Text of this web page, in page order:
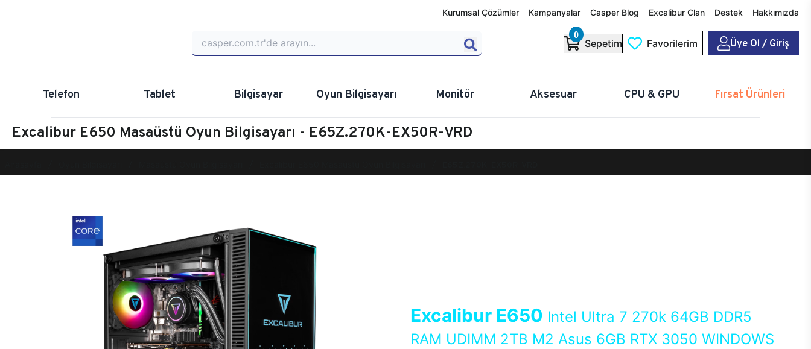
Kurumsal Çözümler Kampanyalar Casper Blog Excalibur Clan Destek Hakkımızda
0
Sepetim Favorilerim Üye Ol / Giriş
Telefon Tablet Bilgisayar Oyun Bilgisayarı Monitör Aksesuar CPU & GPU Fırsat Ürünleri
Excalibur E650 Masaüstü Oyun Bilgisayarı - E65Z.270K-EX50R-VRD
Excalibur E650 Intel Ultra 7 270k 64GB DDR5
RAM UDIMM 2TB M2 Asus 6GB RTX 3050 WINDOWS